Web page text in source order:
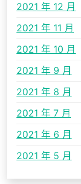
2021 年 12 月
2021 年 11 月
2021 年 10 月
2021 年 9 月
2021 年 8 月
2021 年 7 月
2021 年 6 月
2021 年 5 月